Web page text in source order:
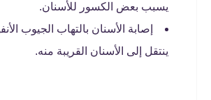
يسبب بعض الكسور للأسنان.
إصابة الأسنان بالتهاب الجيوب
ينتقل إلى الأسنان القريبة منه.